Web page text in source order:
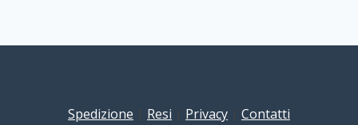
Spedizione Resi Privacy Contatti